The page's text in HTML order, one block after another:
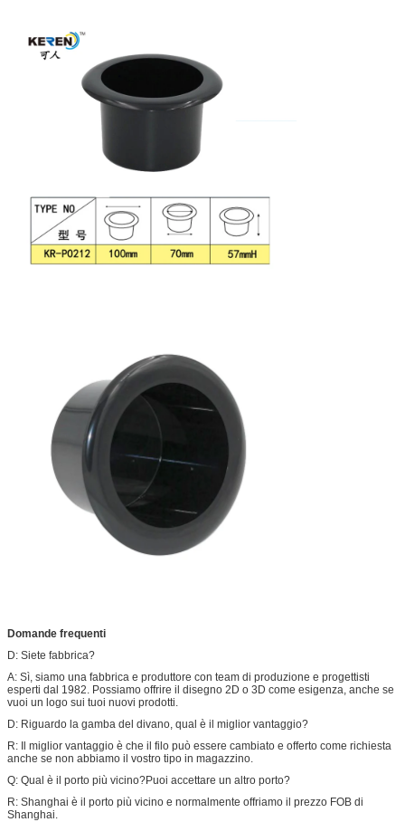
Domande frequenti
D: Siete fabbrica?
A: Sì, siamo una fabbrica e produttore con team di produzione e progettisti
esperti dal 1982. Possiamo offrire il disegno 2D o 3D come esigenza, anche se
vuoi un logo sui tuoi nuovi prodotti.
D: Riguardo la gamba del divano, qual è il miglior vantaggio?
R: Il miglior vantaggio è che il filo può essere cambiato e offerto come richiesta
anche se non abbiamo il vostro tipo in magazzino.
Q: Qual è il porto più vicino?Puoi accettare un altro porto?
R: Shanghai è il porto più vicino e normalmente offriamo il prezzo FOB di
Shanghai.